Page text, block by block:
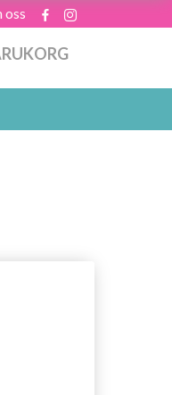
oss